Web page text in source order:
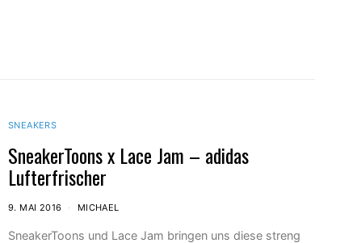
SNEAKERS
SneakerToons x Lace Jam – adidas
Lufterfrischer
9. MAI 2016 MICHAEL
SneakerToons und Lace Jam bringen uns diese streng